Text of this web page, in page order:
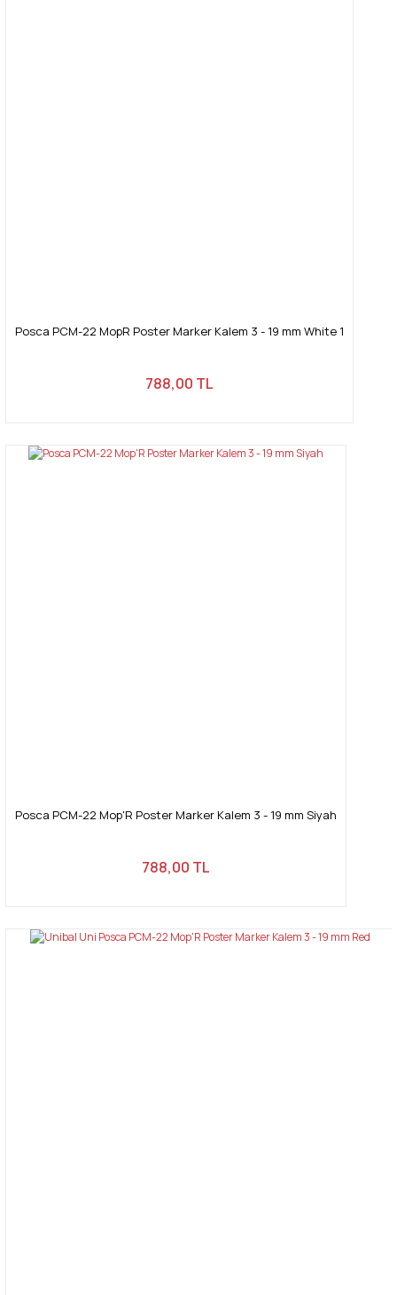
Posca PCM-22 MopR Poster Marker Kalem 3 - 19 mm White 1
788,00 TL
Posca PCM-22 Mop'R Poster Marker Kalem 3 - 19 mm Siyah
788,00 TL